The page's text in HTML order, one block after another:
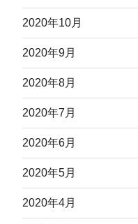
2020年10月
2020年9月
2020年8月
2020年7月
2020年6月
2020年5月
2020年4月